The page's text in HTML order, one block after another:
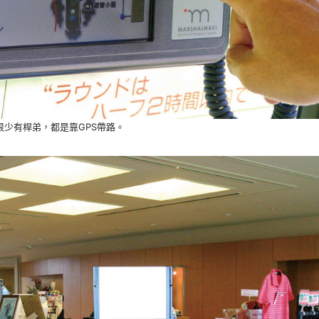
少有桿弟，都是靠GPS帶路。